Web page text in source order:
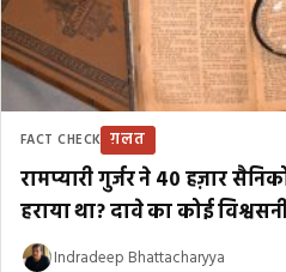
FACT CHECK ग़लत
रामप्यारी गुर्जर ने 40 हज़ार
हराया था? दावे का कोई
Indradeep Bhattacharyya